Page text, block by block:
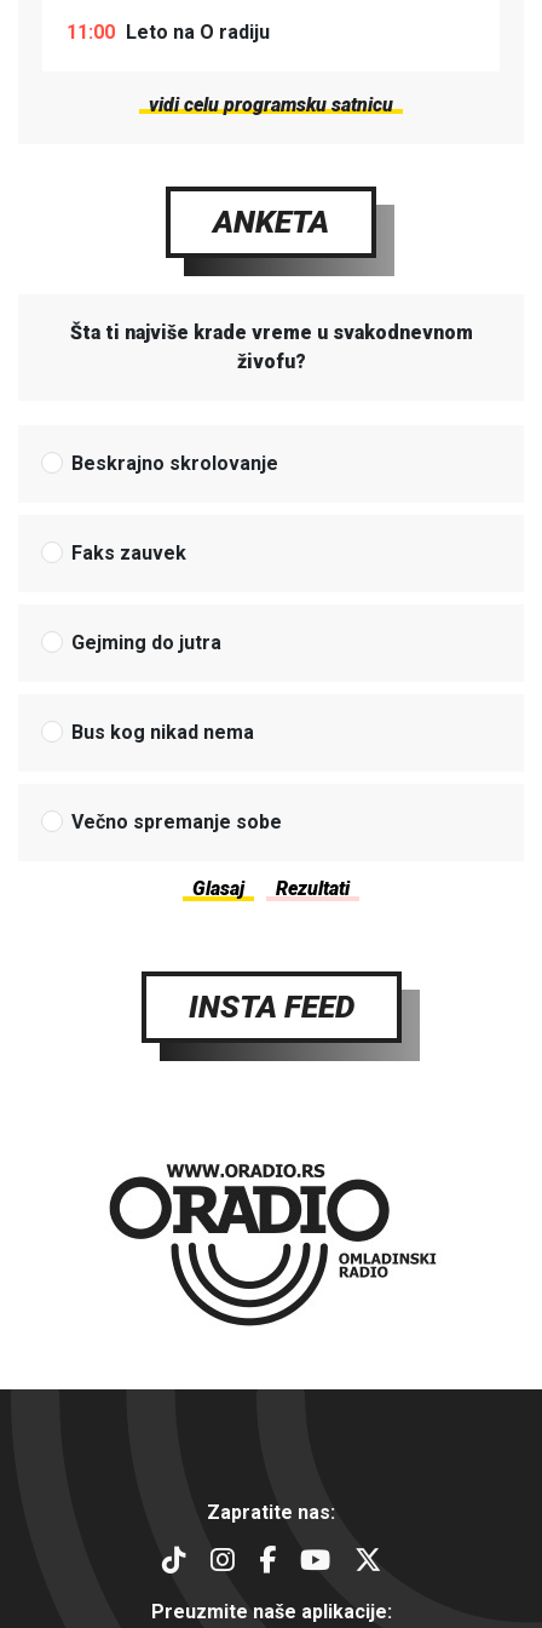
11:00 Leto na O radiju
vidi celu programsku satnicu
ANKETA
Šta ti najviše krade vreme u svakodnevnom
živofu?
Beskrajno skrolovanje
Faks zauvek
Gejming do jutra
Bus kog nikad nema
Večno spremanje sobe
INSTA FEED
Zapratite nas:
Preuzmite naše aplikacije: